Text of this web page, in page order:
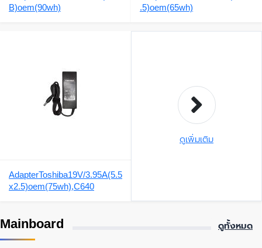
B)oem(90wh)
.5)oem(65wh)
AdapterToshiba19V/3.95A(5.5
x2.5)oem(75wh),C640
ดูเพิ่มเติม
Mainboard ดูทั้งหมด